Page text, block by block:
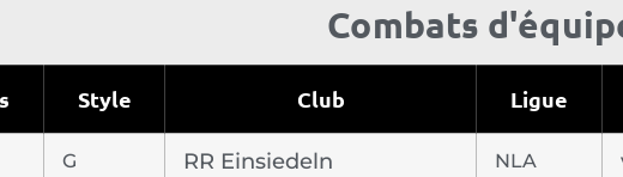
Combats
Style Club Ligue
G RR Einsiedeln NLA